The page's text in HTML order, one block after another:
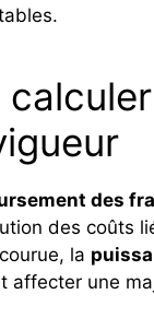
des
des coûts
la
affecter une